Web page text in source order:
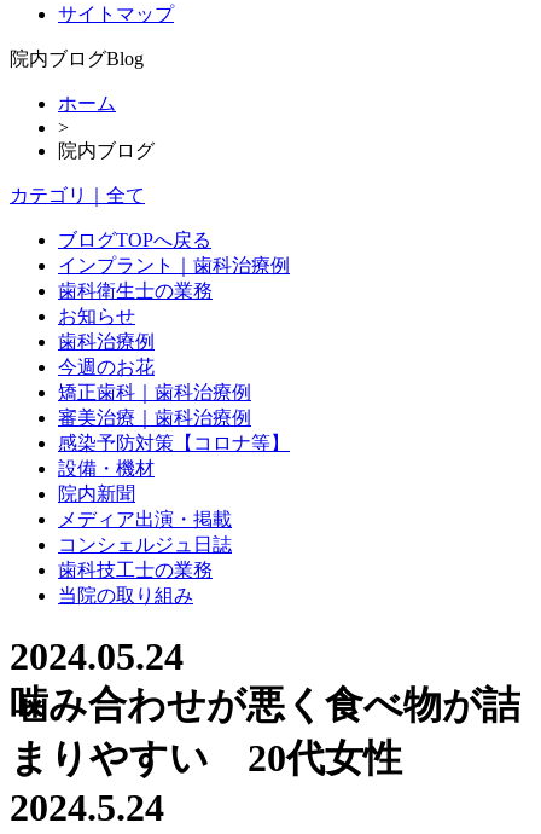
サイトマップ
院内ブログBlog
ホーム
>
院内ブログ
カテゴリ｜全て
ブログTOPへ戻る
インプラント｜歯科治療例
歯科衛生士の業務
お知らせ
歯科治療例
今週のお花
矯正歯科｜歯科治療例
審美治療｜歯科治療例
感染予防対策【コロナ等】
設備・機材
院内新聞
メディア出演・掲載
コンシェルジュ日誌
歯科技工士の業務
当院の取り組み
2024.05.24
噛み合わせが悪く食べ物が詰
まりやすい 20代女性
2024.5.24